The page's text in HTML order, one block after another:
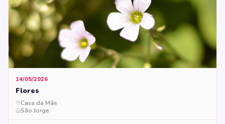
14/05/2026
Flores
Casa da Mãe
São Jorge